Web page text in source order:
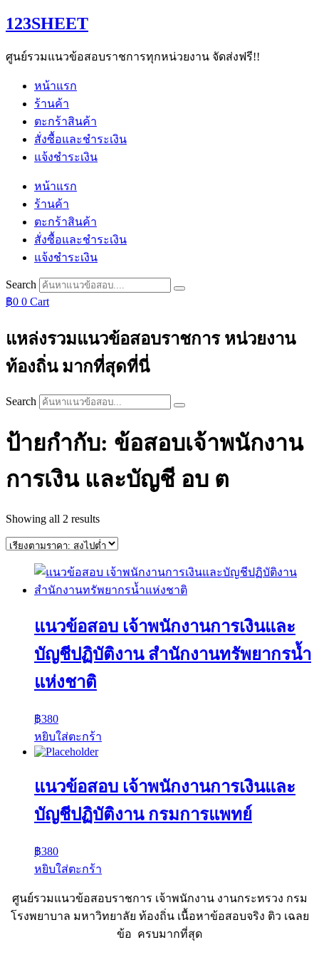
Skip
to
123SHEET
ศูนย์รวมแนวข้อสอบราชการทุกหน่วยงาน จัดส่งฟรี!!
หน้าแรก
ร้านค้า
ตะกร้าสินค้า
สั่งซื้อและชำระเงิน
แจ้งชำระเงิน
หน้าแรก
ร้านค้า
ตะกร้าสินค้า
สั่งซื้อและชำระเงิน
แจ้งชำระเงิน
Search
฿0 0 Cart
แหล่งรวมแนวข้อสอบราชการ หน่วยงาน
ท้องถิ่น มากที่สุดที่นี่
Search
ป้ายกำกับ: ข้อสอบเจ้าพนักงาน
การเงิน และบัญชี อบ ต
Showing all 2 resultsSorted
price:
to
แนวข้อสอบ เจ้าพนักงานการเงินและ
บัญชีปฏิบัติงาน สำนักงานทรัพยากรน้ำ
แห่งชาติ
฿380
หยิบใส่ตะกร้า
แนวข้อสอบ เจ้าพนักงานการเงินและ
บัญชีปฏิบัติงาน กรมการแพทย์
฿380
หยิบใส่ตะกร้า
ศูนย์รวมแนวข้อสอบราชการ เจ้าพนักงาน งานกระทรวง กรม
โรงพยาบาล มหาวิทยาลัย ท้องถิ่น เนื้อหาข้อสอบจริง ติว เฉลย
ข้อ ครบมากที่สุด